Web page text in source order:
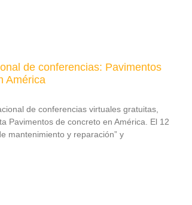
de conferencias: Pavimentos
América
de conferencias virtuales gratuitas,
Pavimentos de concreto en América. El 12
mantenimiento y reparación” y